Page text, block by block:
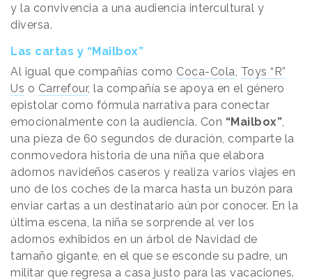
y la convivencia a una audiencia intercultural y
diversa.
Las cartas y “Mailbox”
Al igual que compañías como Coca-Cola Toys “R”
Us o Carrefour, la compañía se apoya en el género
epistolar como fórmula narrativa para conectar
emocionalmente con la audiencia. Con “Mailbox”
una pieza de 60 segundos de duración, comparte la
conmovedora historia de una niña que elabora
adornos navideños caseros y realiza varios viajes en
uno de los coches de la marca hasta un buzón para
enviar cartas a un destinatario aún por conocer. En la
última escena, la niña se sorprende al ver los
adornos exhibidos en un árbol de Navidad de
tamaño gigante, en el que se esconde su padre, un
militar que regresa a casa justo para las vacaciones.